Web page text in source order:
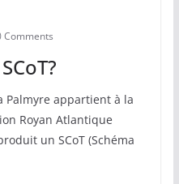
Comments
Palmyre appartient à la
Royan Atlantique
un SCoT (Schéma